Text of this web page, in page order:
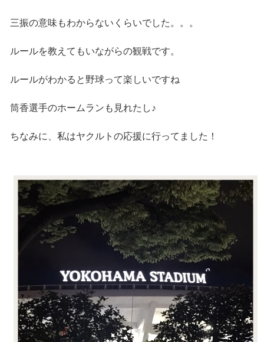
三振の意味もわからないくらいでした。。。
ルールを教えてもいながらの観戦です。
ルールがわかると野球って楽しいですね
筒香選手のホームランも見れたし♪
ちなみに、私はヤクルトの応援に行ってました！